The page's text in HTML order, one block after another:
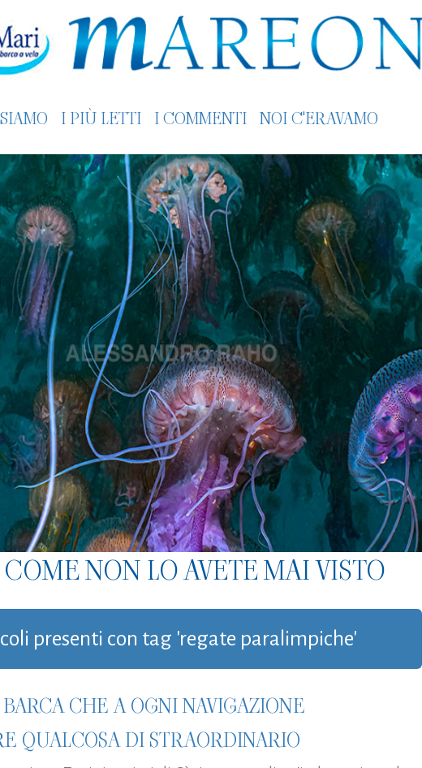
I PIÙ LETTI I COMMENTI NOI C'ERAVAMO
NON LO AVETE MAI VISTO
presenti con tag 'regate paralimpiche'
CHE A OGNI NAVIGAZIONE
QUALCOSA DI STRAORDINARIO